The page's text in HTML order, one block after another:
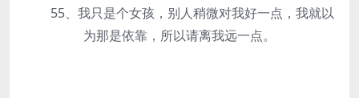
55、我只是个女孩，别人稍微对我好一点，我就以
为那是依靠，所以请离我远一点。